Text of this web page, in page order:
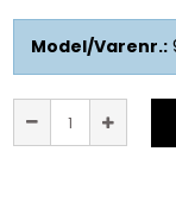
Model/Varenr.: